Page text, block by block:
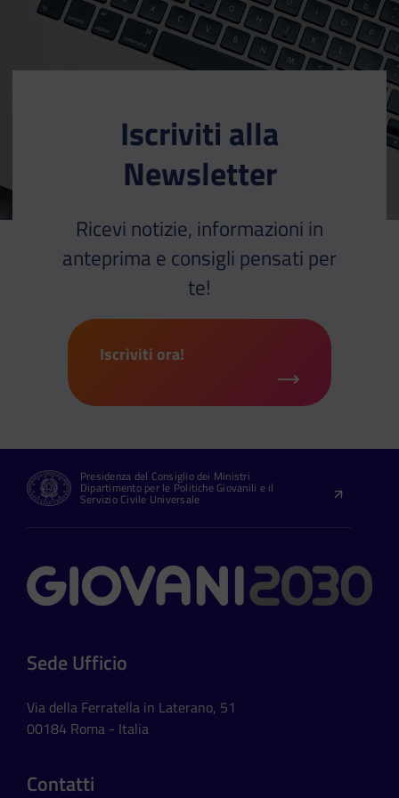
Iscriviti alla
Newsletter
Ricevi notizie, informazioni in
anteprima e consigli pensati per
te!
Iscriviti ora!
Presidenza del Consiglio dei Ministri
Dipartimento per le Politiche Giovanili e il
Servizio Civile Universale
Contatti
Sede Ufficio
Via della Ferratella in Laterano, 51
00184 Roma - Italia
Contatti